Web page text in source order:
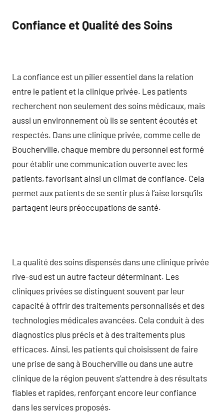
Confiance et Qualité des Soins
La confiance est un pilier essentiel dans la relation
entre le patient et la clinique privée. Les patients
recherchent non seulement des soins médicaux, mais
aussi un environnement où ils se sentent écoutés et
respectés. Dans une clinique privée, comme celle de
Boucherville, chaque membre du personnel est formé
pour établir une communication ouverte avec les
patients, favorisant ainsi un climat de confiance. Cela
permet aux patients de se sentir plus à l’aise lorsqu’ils
partagent leurs préoccupations de santé.
La qualité des soins dispensés dans une clinique privée
rive-sud est un autre facteur déterminant. Les
cliniques privées se distinguent souvent par leur
capacité à offrir des traitements personnalisés et des
technologies médicales avancées. Cela conduit à des
diagnostics plus précis et à des traitements plus
efficaces. Ainsi, les patients qui choisissent de faire
une prise de sang à Boucherville ou dans une autre
clinique de la région peuvent s’attendre à des résultats
fiables et rapides, renforçant encore leur confiance
dans les services proposés.